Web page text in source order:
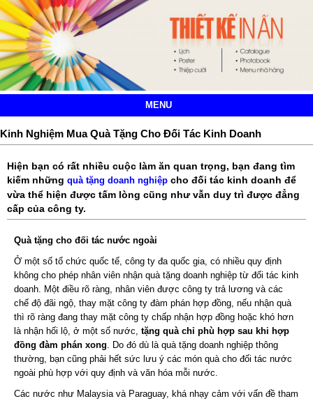
MENU
Kinh Nghiệm Mua Quà Tặng Cho Đối Tác Kinh Doanh
Hiện bạn có rất nhiều cuộc làm ăn quan trọng, bạn đang tìm
kiếm những quà tặng doanh nghiệp cho đối tác kinh doanh để
vừa thể hiện được tấm lòng cũng như vẫn duy trì được đẳng
cấp của công ty.
Quà tặng cho đối tác nước ngoài
Ở một số tổ chức quốc tế, công ty đa quốc gia, có nhiều quy định
không cho phép nhân viên nhận quà tặng doanh nghiệp từ đối tác kinh
doanh. Một điều rõ ràng, nhân viên được công ty trả lương và các
chế độ đãi ngộ, thay mặt công ty đàm phán hợp đồng, nếu nhận quà
thì rõ ràng đang thay mặt công ty chấp nhận hợp đồng hoặc khó hơn
là nhận hối lộ, ở một số nước, tặng quà chỉ phù hợp sau khi hợp
đồng đàm phán xong . Do đó dù là quà tặng doanh nghiệp thông
thường, bạn cũng phải hết sức lưu ý các món quà cho đối tác nước
ngoài phù hợp với quy định và văn hóa mỗi nước.
Các nước như Malaysia và Paraguay, khá nhạy cảm với vấn đề tham